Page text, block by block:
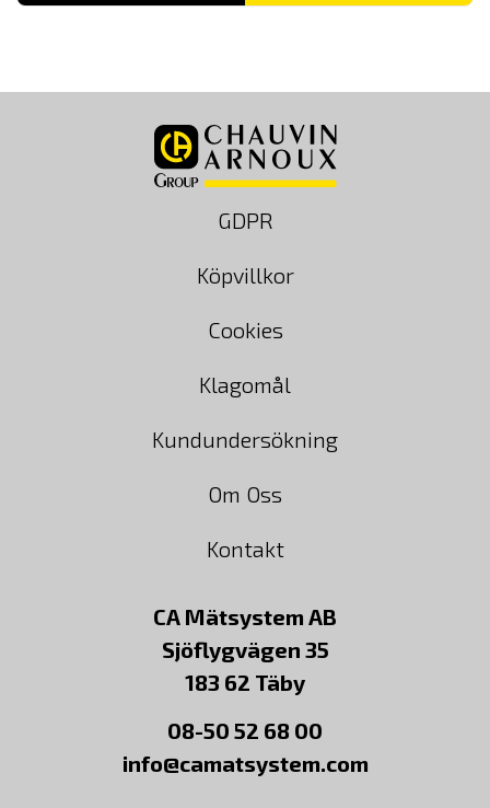
GDPR
Köpvillkor
Cookies
Klagomål
Kundundersökning
Om Oss
Kontakt
CA Mätsystem AB
Sjöflygvägen 35
183 62 Täby
08-50 52 68 00
info@camatsystem.com